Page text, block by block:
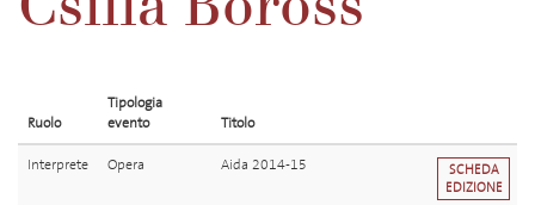
Ruolo
Tipologia
evento
Titolo
Interprete Opera Aida 2014-15
SCHEDA
EDIZIONE